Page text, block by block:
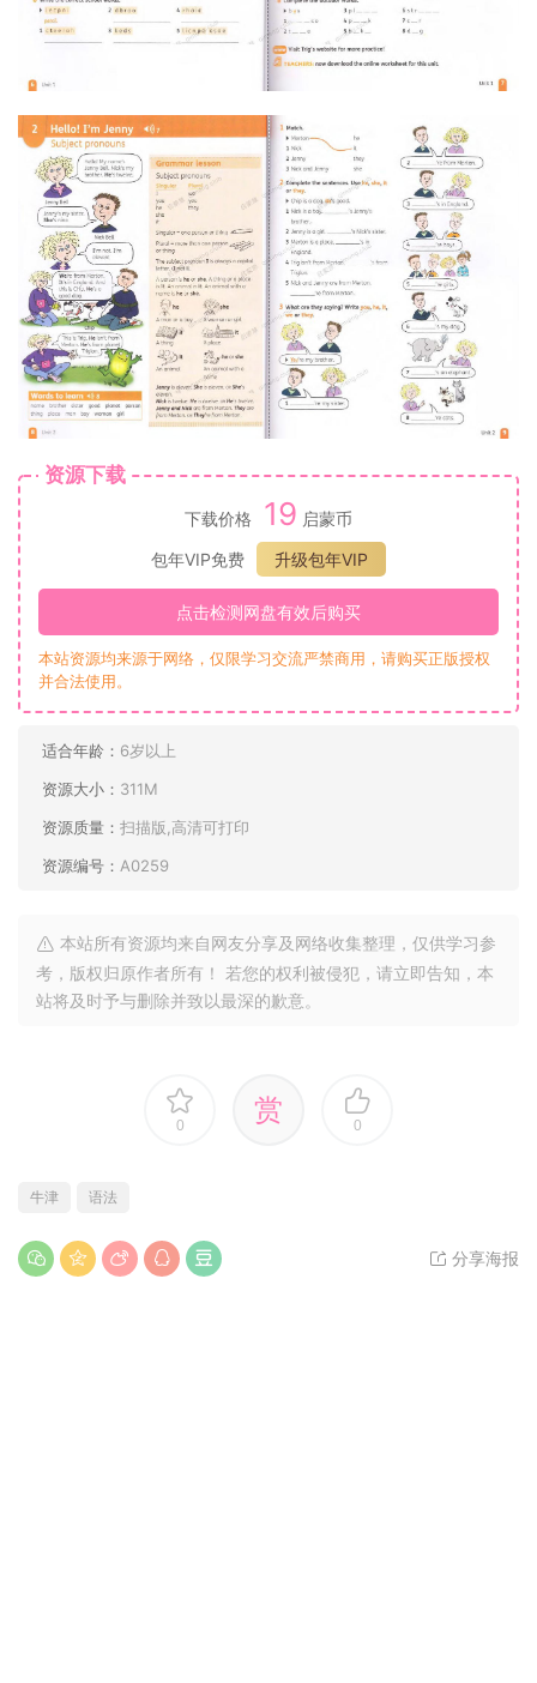
资源下载
下载价格 19 启蒙币
包年VIP免费
升级包年VIP
点击检测网盘有效后购买
本站资源均来源于网络，仅限学习交流严禁商用，请购买正版授权
并合法使用。
适合年龄： 6岁以上
资源大小： 311M
资源质量： 扫描版,高清可打印
资源编号： A0259
本站所有资源均来自网友分享及网络收集整理，仅供学习参
考，版权归原作者所有！ 若您的权利被侵犯，请立即告知，本
站将及时予与删除并致以最深的歉意。
0 赏 0
牛津 语法
分享海报